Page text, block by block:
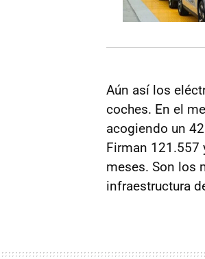
Aún así los
coches. En el
acogiendo un
Firman 121.557
meses. Son los
infraestructura